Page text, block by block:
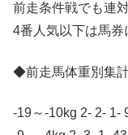
前走条件戦でも連
4番人気以下は馬券
◆前走馬体重別集
-19～-10kg 2- 2- 1-